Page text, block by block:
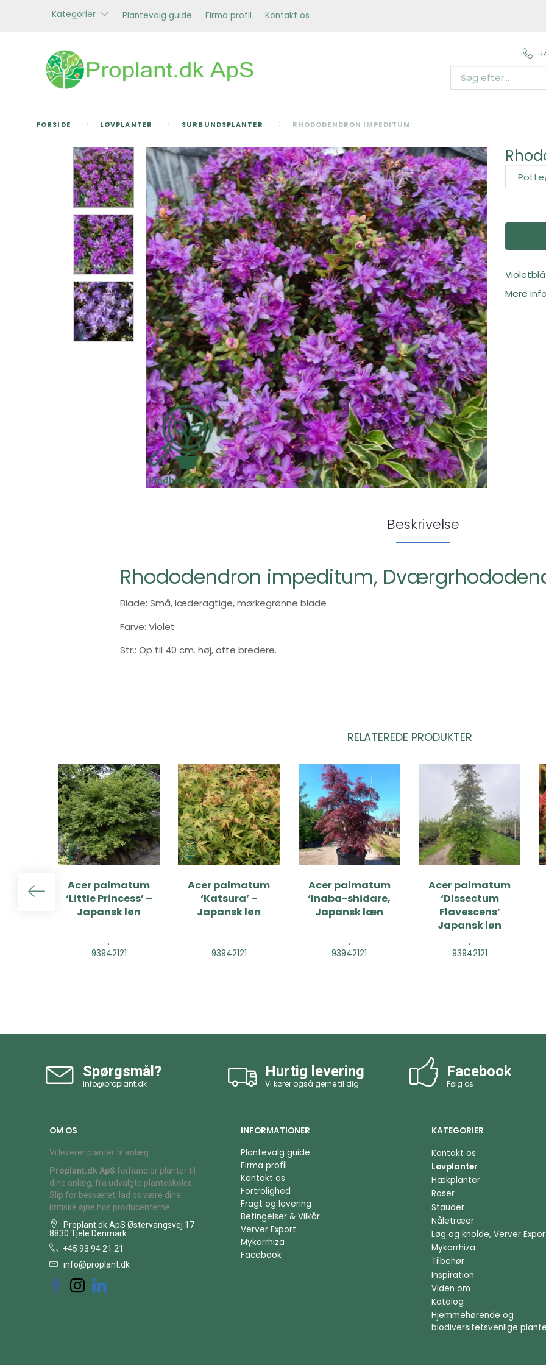
Kategorier Plantevalg guide Firma profil Kontakt os
FORSIDE LØVPLANTER SURBUNDSPLANTER RHODODENDRON IMPEDITUM
Mere
Beskrivelse
Rhododendron impeditum,
Blade: Små, læderagtige, mørkegrønne blade
Farve: Violet
Str.: Op til 40 cm. høj, ofte bredere.
RELATEREDE PRODUKTER
Acer palmatum
‘Little Princess’ –
Japansk løn
.
93942121
Acer palmatum
‘Katsura’ –
Japansk løn
.
93942121
Acer palmatum
‘Inaba-shidare,
Japansk læn
.
93942121
Acer palmatum
‘Dissectum
Flavescens’
Japansk løn
.
93942121
Spørgsmål?
info@proplant.dk
Hurtig levering
Vi kører også gerne til dig
Facebook
Følg os
OM OS
Vi leverer planter til anlæg.
Proplant.dk ApS forhandler planter til
dine anlæg, fra udvalgte planteskoler.
Slip for besværet, lad os være dine
kritiske øjne hos producenterne.
Proplant.dk ApS Østervangsvej 17
8830 Tjele Denmark
+45 93 94 21 21
info@proplant.dk
INFORMATIONER
Plantevalg guide
Firma profil
Kontakt os
Fortrolighed
Fragt og levering
Betingelser & Vilkår
Verver Export
Mykorrhiza
Facebook
KATEGORIER
Kontakt os
Løvplanter
Hækplanter
Roser
Stauder
Nåletræer
Løg og knolde, Verver
Mykorrhiza
Tilbehør
Inspiration
Viden om
Katalog
Hjemmehørende og
biodiversitetsvenlige